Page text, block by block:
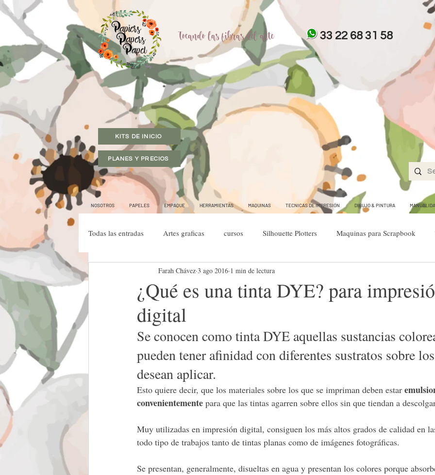
Tocando las fibras del arte 33 22 68 31 58
KITS DE INICIO
PLANES Y PRECIOS
NOSOTROS PAPELES EMPAQUE HERRAMIENTAS MAQUINAS TECNICAS DE IMPRESIÓN DIBUJO & PINTURA
Todas las entradas Artes graficas cursos Silhouette Plotters Maquinas para Scrapbook
Primeros pasos técnicas rígidos per Recursos
Primeros pasos técnicas textiles
Vinil Diseño y aplicaciones Herramientas Silhouette
Otros menesteres tintas Manualidades con Tela Manualidades con Foamy
Etiquetas Foil y HotStamping
¿Qué es una tinta DYE? para
digital
Farah Chávez 3 ago 2016 1 min de lectura
Se conocen como tinta DYE aquellas sustancias
pueden tener afinidad con diferentes sustratos sobre
desean aplicar.
Esto quiere decir, que los materiales sobre los que se impriman deben estar
convenientemente para que las tintas agarren sobre ellos sin que tiendan a
Muy utilizadas en impresión digital, consiguen los más altos grados de calidad en
todo tipo de trabajos tanto de tintas planas como de imágenes fotográficas.
Se presentan, generalmente, disueltas en agua y presentan los colores porque